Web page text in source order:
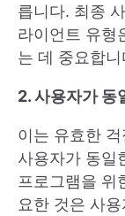
릅니다. 최종
라이언트 유형
는 데 중요합니
2. 사용자가 동
이는 유효한
사용자가 동일
프로그램을 위
요한 것은 사